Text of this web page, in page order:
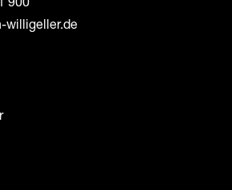
900
willigeller.de